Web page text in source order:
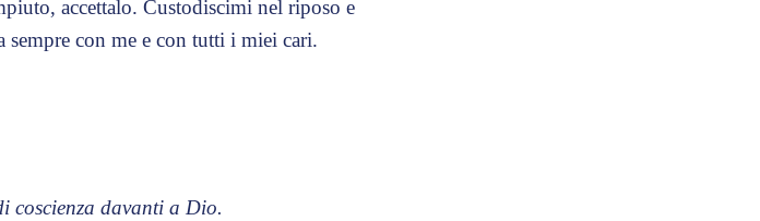
accettalo. Custodiscimi nel riposo e
con me e con tutti i miei cari.
coscienza davanti a Dio.